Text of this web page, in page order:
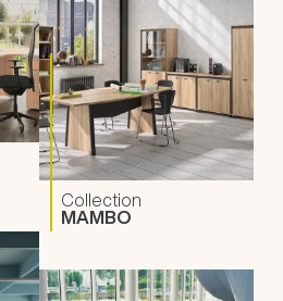
Collection
MAMBO